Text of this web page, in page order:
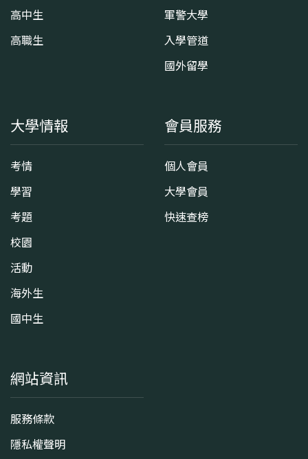
高中生
高職生
軍警大學
入學管道
國外留學
大學情報
考情
學習
考題
校園
活動
海外生
國中生
會員服務
個人會員
大學會員
快速查榜
網站資訊
服務條款
隱私權聲明